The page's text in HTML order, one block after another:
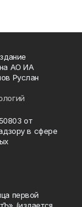
АО ИА
Руслан
от
в сфере
первой